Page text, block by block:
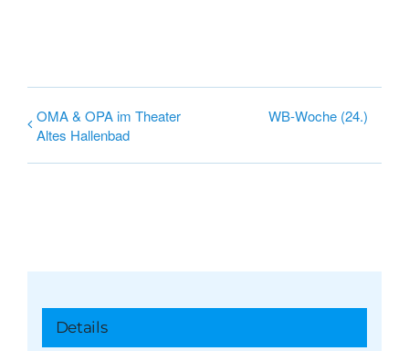
OMA & OPA im Theater
Altes Hallenbad
WB-Woche (24.)
Details